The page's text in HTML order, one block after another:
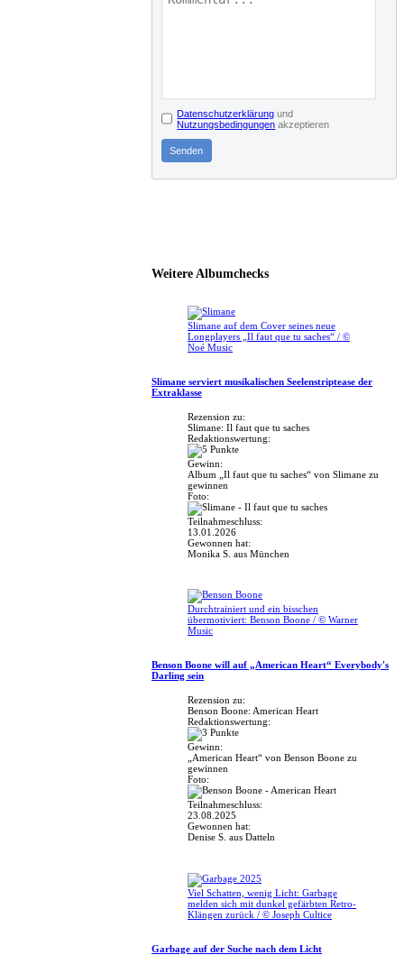
Datenschutzerklärung und
Nutzungsbedingungen akzeptieren
Senden
Weitere Albumchecks
Slimane auf dem Cover seines neue
Longplayers „Il faut que tu saches“ / ©
Noé Music
Slimane serviert musikalischen Seelenstriptease der
Extraklasse
Rezension zu:
Slimane: Il faut que tu saches
Redaktionswertung:
Gewinn:
Album „Il faut que tu saches“ von Slimane zu
gewinnen
Foto:
Teilnahmeschluss:
13.01.2026
Gewonnen hat:
Monika S. aus München
Durchtrainiert und ein bisschen
übermotiviert: Benson Boone / © Warner
Music
Benson Boone will auf „American Heart“ Everybody's
Darling sein
Rezension zu:
Benson Boone: American Heart
Redaktionswertung:
Gewinn:
„American Heart“ von Benson Boone zu
gewinnen
Foto:
Teilnahmeschluss:
23.08.2025
Gewonnen hat:
Denise S. aus Datteln
Viel Schatten, wenig Licht: Garbage
melden sich mit dunkel gefärbten Retro-
Klängen zurück / © Joseph Cultice
Garbage auf der Suche nach dem Licht